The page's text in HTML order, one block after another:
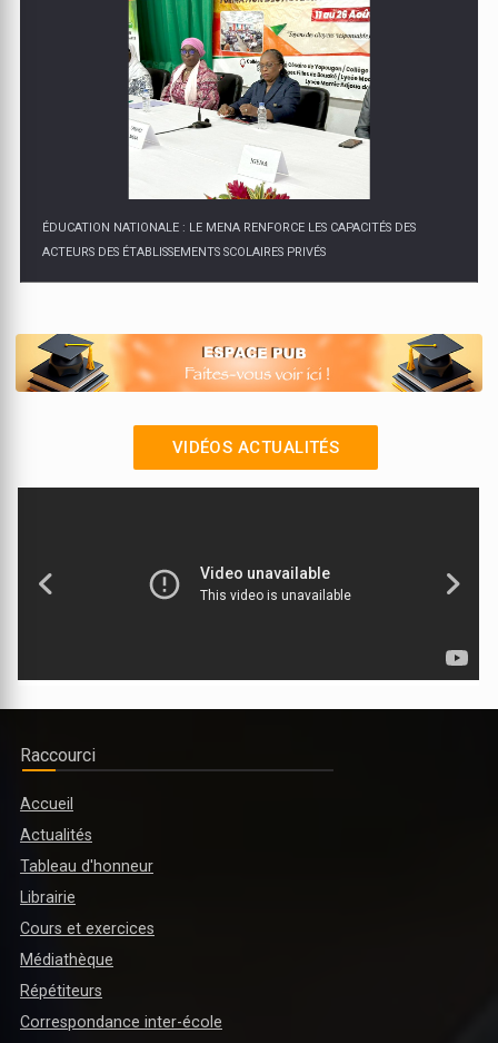
ÉDUCATION NATIONALE : LE MENA RENFORCE LES CAPACITÉS DES
ACTEURS DES ÉTABLISSEMENTS SCOLAIRES PRIVÉS
SCIENTIFIQUE : PLUSIEURS RÉFORMES PRÉVUES POUR L'ANNÉE
ACADÉMIQUE 2025-2026
VIDÉOS ACTUALITÉS
Raccourci
Accueil
Actualités
Tableau d'honneur
Librairie
Cours et exercices
Médiathèque
Répétiteurs
Correspondance inter-école